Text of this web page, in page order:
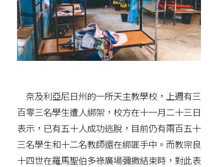
奈及利亞尼日州的一所天主教學校，上週有三
百零三名學生遭人綁架，校方在十一月二十三日
表示，已有五十人成功逃脫，目前仍有兩百五十
三名學生和十二名教師還在綁匪手中。而教宗良
十四世在羅馬聖伯多祿廣場彌撒結束時，對此表